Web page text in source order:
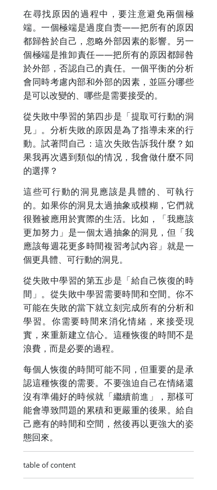
在尋找原因的過程中，要注意避免兩個極
端。一個極端是過度自责——把所有的原因
都歸咎於自己，忽略外部因素的影響。另一
個極端是推卸責任——把所有的原因都歸咎
於外部，否認自己的責任。一個平衡的分析
會同時考慮內部和外部的因素，並區分哪些
是可以改變的、哪些是需要接受的。
從失敗中學習的第四步是「提取可行動的洞
見」。分析失敗的原因是為了指導未來的行
動。試著問自己：這次失敗告訴我什麼？如
果我再次遇到類似的情况，我會做什麼不同
的選擇？
這些可行動的洞見應該是具體的、可執行
的。如果你的洞見太過抽象或模糊，它們就
很難被應用於實際的生活。比如，「我應該
更加努力」是一個太過抽象的洞見，但「我
應該每週花更多時間複習考試內容」就是一
個更具體、可行動的洞見。
從失敗中學習的第五步是「給自己恢復的時
間」。從失敗中學習需要時間和空間。你不
可能在失敗的當下就立刻完成所有的分析和
學習。你需要時間來消化情緒，來接受現
實，來重新建立信心。這種恢復的時間不是
浪費，而是必要的過程。
每個人恢復的時間可能不同，但重要的是承
認這種恢復的需要。不要強迫自己在情緒還
沒有準備好的時候就「繼續前進」，那樣可
能會導致問題的累積和更嚴重的後果。給自
己應有的時間和空間，然後再以更強大的姿
態回來。
table of content